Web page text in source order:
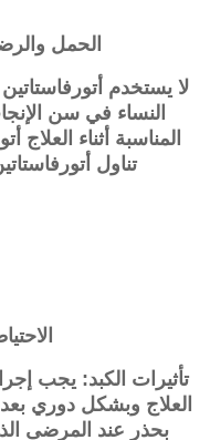
الحمل
لا يستخدم
النساء في سن
المناسبة أثناء العلاج
تناول
تأثيرات الكبد: يجب
العلاج وبشكل دوري
بحذر عند المرضى